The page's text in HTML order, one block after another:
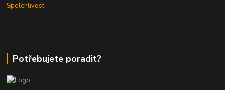
Spolehlivost
Potřebujete poradit?